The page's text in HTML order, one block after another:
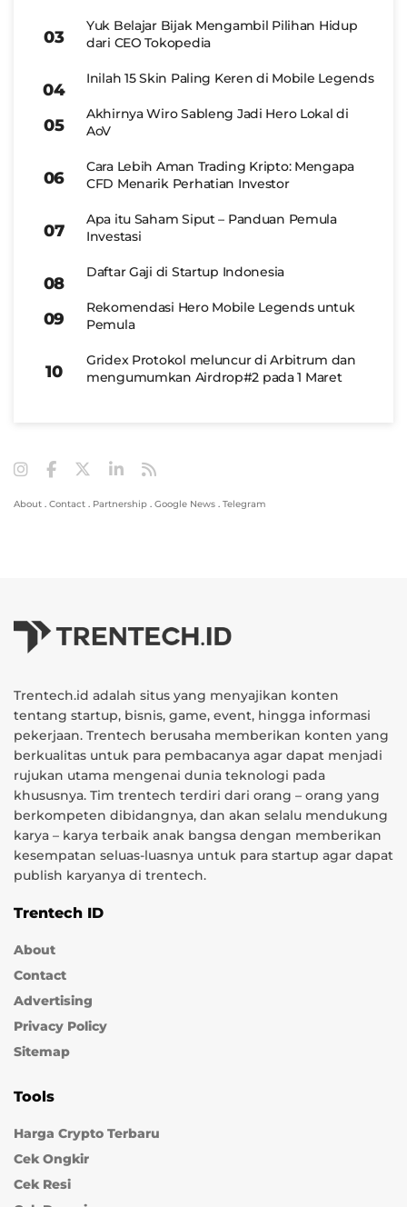
Yuk Belajar Bijak Mengambil Pilihan Hidup
dari CEO Tokopedia
Inilah 15 Skin Paling Keren di Mobile Legends
Akhirnya Wiro Sableng Jadi Hero Lokal di
AoV
Cara Lebih Aman Trading Kripto: Mengapa
CFD Menarik Perhatian Investor
Apa itu Saham Siput – Panduan Pemula
Investasi
Daftar Gaji di Startup Indonesia
Rekomendasi Hero Mobile Legends untuk
Pemula
Gridex Protokol meluncur di Arbitrum dan
mengumumkan Airdrop#2 pada 1 Maret
About . Contact . Partnership . Google News . Telegram
Trentech.id adalah situs yang menyajikan konten
tentang startup, bisnis, game, event, hingga informasi
pekerjaan. Trentech berusaha memberikan konten yang
berkualitas untuk para pembacanya agar dapat menjadi
rujukan utama mengenai dunia teknologi pada
khususnya. Tim trentech terdiri dari orang – orang yang
berkompeten dibidangnya, dan akan selalu mendukung
karya – karya terbaik anak bangsa dengan memberikan
kesempatan seluas-luasnya untuk para startup agar dapat
publish karyanya di trentech.
Trentech ID
About
Contact
Advertising
Privacy Policy
Sitemap
Tools
Harga Crypto Terbaru
Cek Ongkir
Cek Resi